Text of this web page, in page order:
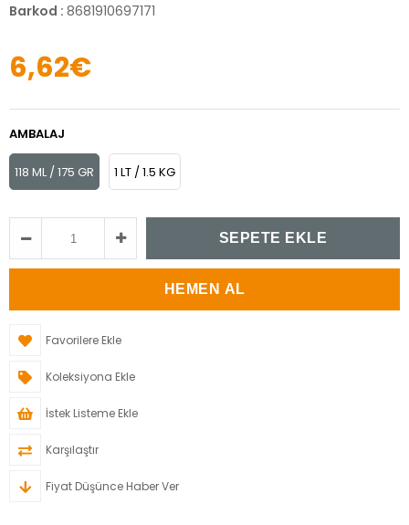
Barkod : 8681910697171
6,62€
AMBALAJ
118 ML / 175 GR 1 LT / 1.5 KG
Favorilere Ekle
Koleksiyona Ekle
İstek Listeme Ekle
Karşılaştır
Fiyat Düşünce Haber Ver